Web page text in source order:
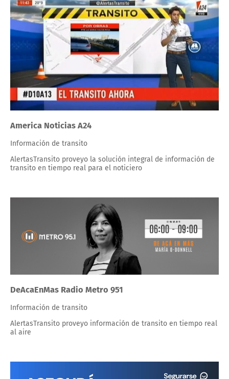
America Noticias A24
Información de transito
AlertasTransito proveyo la solución integral de información de
transito en tiempo real para el noticiero
DeAcaEnMas Radio Metro 951
Información de transito
AlertasTransito proveyo información de transito en tiempo real
al aire